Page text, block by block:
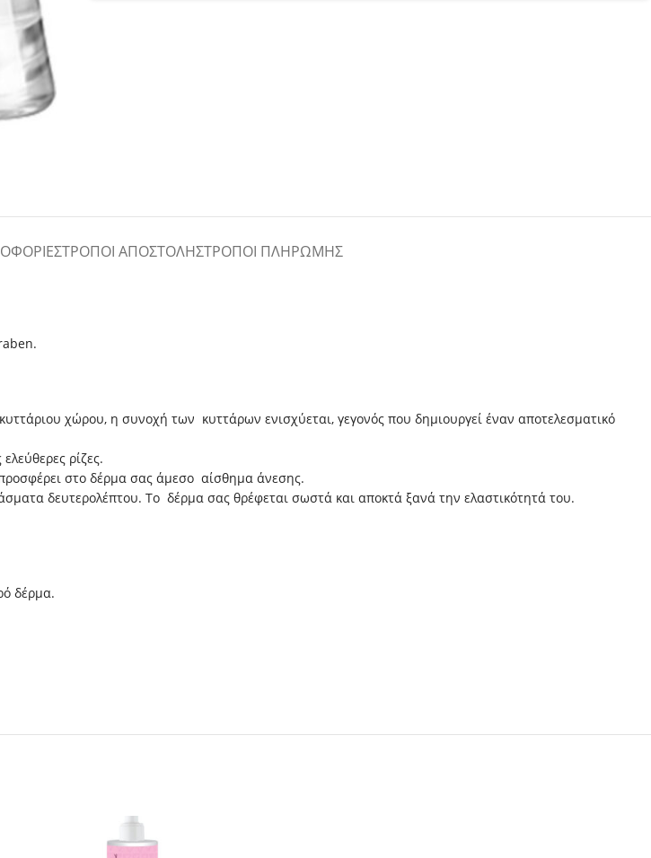
ΤΡΌΠΟΙ ΑΠΟΣΤΟΛΉΣΤΡΌΠΟΙ ΠΛΗΡΩΜΉΣ
χώρου, η συνοχή των κυττάρων ενισχύεται, γεγονός που δημιουργεί έναν αποτελεσματικό
ρίζες.
στο δέρμα σας άμεσο αίσθημα άνεσης.
δευτερολέπτου. Το δέρμα σας θρέφεται σωστά και αποκτά ξανά την ελαστικότητά του.
δέρμα.